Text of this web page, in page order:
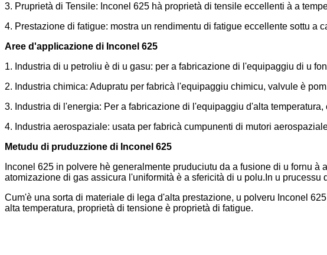
3. Pruprietà di Tensile: Inconel 625 hà proprietà di tensile eccellenti à a
4. Prestazione di fatigue: mostra un rendimentu di fatigue eccellente sottu a
Aree d'applicazione di Inconel 625
1. Industria di u petroliu è di u gasu: per a fabricazione di l'equipaggiu di u
2. Industria chimica: Adupratu per fabricà l'equipaggiu chimicu, valvule è
3. Industria di l'energia: Per a fabricazione di l'equipaggiu d'alta
4. Industria aerospaziale: usata per fabricà cumpunenti di mutori
Metudu di pruduzzione di Inconel 625
Inconel 625 in polvere hè generalmente pruduciutu da a fusione di u fornu
atomizazione di gas assicura l'uniformità è a sfericità di u polu.In u
Cum'è una sorta di materiale di lega d'alta prestazione, u polveru Inconel
alta temperatura, proprietà di tensione è proprietà di fatigue.